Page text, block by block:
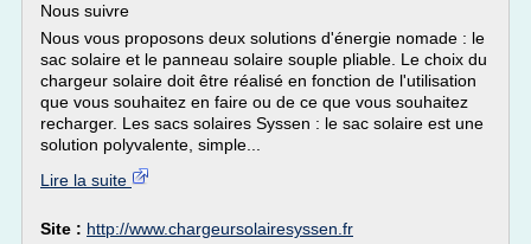
Nous suivre
Nous vous proposons deux solutions d'énergie nomade : le
sac solaire et le panneau solaire souple pliable. Le choix du
chargeur solaire doit être réalisé en fonction de l'utilisation
que vous souhaitez en faire ou de ce que vous souhaitez
recharger. Les sacs solaires Syssen : le sac solaire est une
solution polyvalente, simple...
Lire la suite
Site : http://www.chargeursolairesyssen.fr